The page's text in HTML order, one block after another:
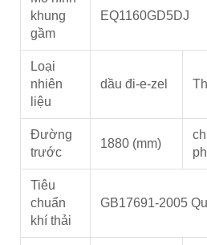
khung
gầm
EQ1160GD5DJ
Loại
nhiên
liệu
dầu đi-e-zel
Đường
trước
1880 (mm)
Tiêu
chuẩn
khí thải
GB17691-2005